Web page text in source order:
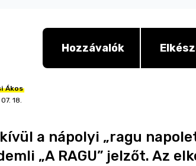
Hozzávalók
Ákos
18.
a nápolyi „ragu
„A RAGU” jelzőt. Az